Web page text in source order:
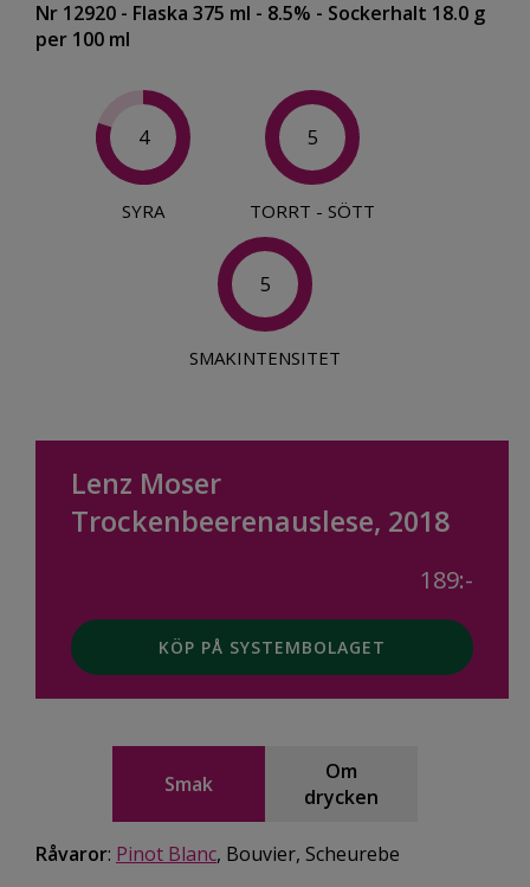
Nr 12920 - Flaska 375 ml - 8.5% - Sockerhalt 18.0 g
per 100 ml
4
SYRA
5
TORRT - SÖTT
5
SMAKINTENSITET
Lenz Moser
Trockenbeerenauslese, 2018
189:-
KÖP PÅ SYSTEMBOLAGET
Smak
Om
drycken
Råvaror: Pinot Blanc, Bouvier, Scheurebe